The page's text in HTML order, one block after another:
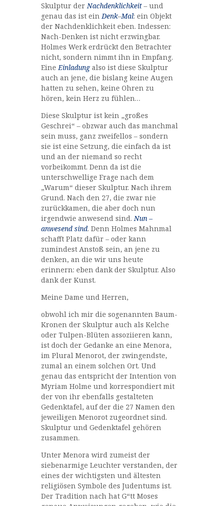
Skulptur derNachdenklichkeit – und
genau das ist einDenk–Mal: ein Objekt
der Nachdenklichkeit eben. Indessen:
Nach-Denken ist nicht erzwingbar.
Holmes Werk erdrückt den Betrachter
nicht, sondern nimmt ihn in Empfang.
EineEinladungalso ist diese Skulptur
auch an jene, die bislang keine Augen
hatten zu sehen, keine Ohren zu
hören, kein Herz zu fühlen…
Diese Skulptur ist kein „großes
Geschrei“ – obzwar auch das manchmal
sein muss, ganz zweifellos – sondern
sie ist eine Setzung, die einfach da ist
und an der niemand so recht
vorbeikommt. Denn da ist die
unterschwellige Frage nach dem
„Warum“ dieser Skulptur. Nach ihrem
Grund. Nach den 27, die zwar nie
zurückkamen, die aber doch nun
irgendwie anwesend sind.Nun –
anwesend sind. Denn Holmes Mahnmal
schafft Platz dafür – oder kann
zumindest Anstoß sein, an jene zu
denken, an die wir uns heute
erinnern: eben dank der Skulptur. Also
dank der Kunst.
Meine Dame und Herren,
obwohl ich mir die sogenannten Baum-
Kronen der Skulptur auch als Kelche
oder Tulpen-Blüten assoziieren kann,
ist doch der Gedanke an eine Menora,
im Plural Menorot, der zwingendste,
zumal an einem solchen Ort. Und
genau das entspricht der Intention von
Myriam Holme und korrespondiert mit
der von ihr ebenfalls gestalteten
Gedenktafel, auf der die 27 Namen den
jeweiligen Menorot zugeordnet sind.
Skulptur und Gedenktafel gehören
zusammen.
Unter Menora wird zumeist der
siebenarmige Leuchter verstanden, der
eines der wichtigsten und ältesten
religiösen Symbole des Judentums ist.
Der Tradition nach hat G“tt Moses